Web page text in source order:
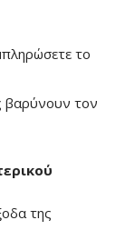
το
βαρύνουν τον
της